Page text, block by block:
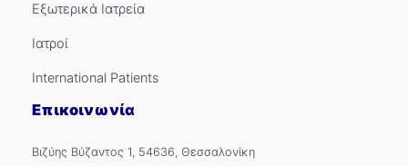
Εξωτερικά Ιατρεία
Ιατροί
International Patients
Επικοινωνία
Βιζύης Βύζαντος 1, 54636, Θεσσαλονίκη